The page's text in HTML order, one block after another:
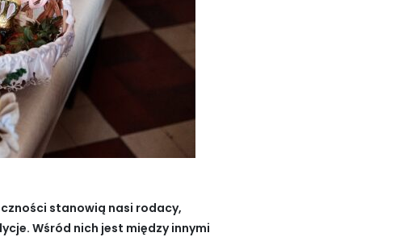
stanowią nasi rodacy,
Wśród nich jest między innymi